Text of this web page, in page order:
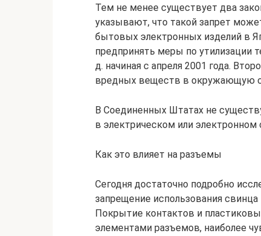
Тем не менее существует два
указывают, что такой запрет
бытовых электронных изделий в
предпринять меры по утилизации
д. начиная с апреля 2001 года.
вредных веществ в окружающую
В Соединенных Штатах не
в электрическом или электронном
Как это влияет на разъемы
Сегодня достаточно подробно
запрещение использования
Покрытие контактов и
элементами разъемов, наиболее